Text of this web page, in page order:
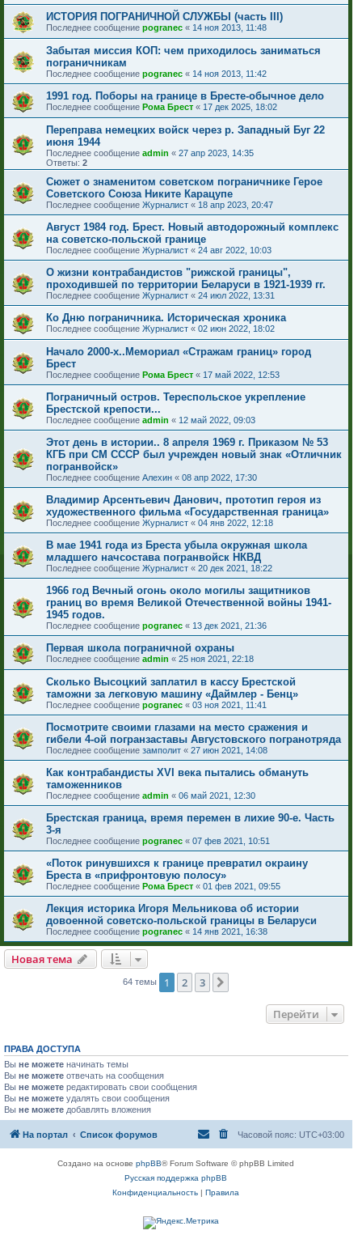
ИСТОРИЯ ПОГРАНИЧНОЙ СЛУЖБЫ (часть III)
Последнее сообщение pogranec « 14 ноя 2013, 11:48
Забытая миссия КОП: чем приходилось заниматься
пограничникам
Последнее сообщение pogranec « 14 ноя 2013, 11:42
1991 год. Поборы на границе в Бресте-обычное дело
Последнее сообщение Рома Брест « 17 дек 2025, 18:02
Переправа немецких войск через р. Западный Буг 22
июня 1944
Последнее сообщение admin « 27 апр 2023, 14:35
Ответы: 2
Сюжет о знаменитом советском пограничнике Герое
Советского Союза Никите Карацупе
Последнее сообщение Журналист « 18 апр 2023, 20:47
Август 1984 год. Брест. Новый автодорожный комплекс
на советско-польской границе
Последнее сообщение Журналист « 24 авг 2022, 10:03
О жизни контрабандистов "рижской границы",
проходившей по территории Беларуси в 1921-1939 гг.
Последнее сообщение Журналист « 24 июл 2022, 13:31
Ко Дню пограничника. Историческая хроника
Последнее сообщение Журналист « 02 июн 2022, 18:02
Начало 2000-х..Мемориал «Стражам границ» город
Брест
Последнее сообщение Рома Брест « 17 май 2022, 12:53
Пограничный остров. Тереспольское укрепление
Брестской крепости...
Последнее сообщение admin « 12 май 2022, 09:03
Этот день в истории.. 8 апреля 1969 г. Приказом № 53
КГБ при СМ СССР был учрежден новый знак «Отличник
погранвойск»
Последнее сообщение Алехин « 08 апр 2022, 17:30
Владимир Арсентьевич Данович, прототип героя из
художественного фильма «Государственная граница»
Последнее сообщение Журналист « 04 янв 2022, 12:18
В мае 1941 года из Бреста убыла окружная школа
младшего начсостава погранвойск НКВД
Последнее сообщение Журналист « 20 дек 2021, 18:22
1966 год Вечный огонь около могилы защитников
границ во время Великой Отечественной войны 1941-
1945 годов.
Последнее сообщение pogranec « 13 дек 2021, 21:36
Первая школа пограничной охраны
Последнее сообщение admin « 25 ноя 2021, 22:18
Сколько Высоцкий заплатил в кассу Брестской
таможни за легковую машину «Даймлер - Бенц»
Последнее сообщение pogranec « 03 ноя 2021, 11:41
Посмотрите своими глазами на место сражения и
гибели 4-ой погранзаставы Августовского погранотряда
Последнее сообщение замполит « 27 июн 2021, 14:08
Как контрабандисты XVI века пытались обмануть
таможенников
Последнее сообщение admin « 06 май 2021, 12:30
Брестская граница, время перемен в лихие 90-е. Часть
3-я
Последнее сообщение pogranec « 07 фев 2021, 10:51
«Поток ринувшихся к границе превратил окраину
Бреста в «прифронтовую полосу»
Последнее сообщение Рома Брест « 01 фев 2021, 09:55
Лекция историка Игоря Мельникова об истории
довоенной советско-польской границы в Беларуси
Последнее сообщение pogranec « 14 янв 2021, 16:38
Новая тема
64 темы 1 2 3
Перейти
ПРАВА ДОСТУПА
Вы не можете начинать темы
Вы не можете отвечать на сообщения
Вы не можете редактировать свои сообщения
Вы не можете удалять свои сообщения
Вы не можете добавлять вложения
На портал Список форумов Часовой пояс: UTC+03:00
Создано на основеphpBB® Forum Software © phpBB Limited
Русская поддержка phpBB
Конфиденциальность |Правила